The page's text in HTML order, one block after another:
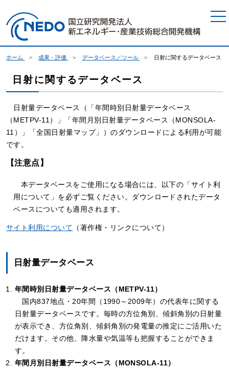
ホーム 成果・評価 データベース／ツール 日射に関するデータベース
日射に関するデータベース
日射量データベース（「年間時別日射量データベース
（METPV-11）」「年間月別日射量データベース（MONSOLA-
11）」「全国日射量マップ」）のダウンロードによる利用が可能
です。
【注意点】
本データベースをご使用になる場合には、以下の「サイト利
用について」を必ずご覧ください。ダウンロードされたデータ
ベースについても適用されます。
サイト利用について （著作権・リンクについて）
日射量データベース
年間時別日射量データベース（METPV-11）
国内837地点・20年間（1990～2009年）の代表年に関する
日射量データベースです。毎時の方位角別、傾斜角別の日射量
が表示でき、方位角別、傾斜角別の発電量の推定にご活用いた
だけます。その他、降水量や気温等も把握することができま
す。
年間月別日射量データベース（MONSOLA-11）